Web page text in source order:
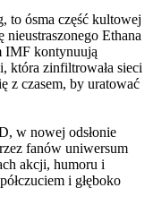
to ósma część kultowej
Ethana
IMF kontynuują
która zinfiltrowała sieci
z czasem, by uratować
w nowej odsłonie
fanów uniwersum
akcji, humoru i
i głęboko